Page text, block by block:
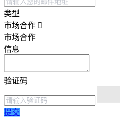
类型
市场合作
市场合作
信息
验证码
提交